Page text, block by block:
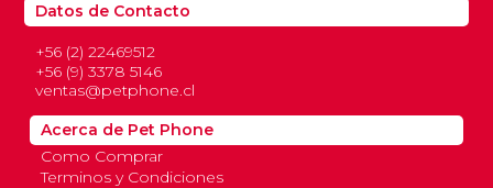
Datos de Contacto
+56 (2) 22469512
+56 (9) 3378 5146
ventas@petphone.cl
Acerca de Pet Phone
Como Comprar
Terminos y Condiciones